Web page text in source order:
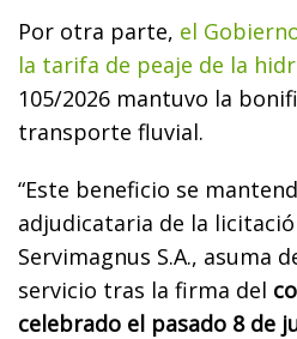
Por otra parte, el
la tarifa de peaje de la
105/2026 mantuvo la
transporte fluvial.
“Este beneficio se
adjudicataria de la
Servimagnus S.A., asuma
servicio tras la firma del
celebrado el pasado 8 de